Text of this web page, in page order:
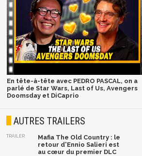
En tête-à-tête avec PEDRO PASCAL, on a
parlé de Star Wars, Last of Us, Avengers
Doomsday et DiCaprio
AUTRES TRAILERS
TRAILER
Mafia The Old Country : le
retour d'Ennio Salieri est
au cœur du premier DLC